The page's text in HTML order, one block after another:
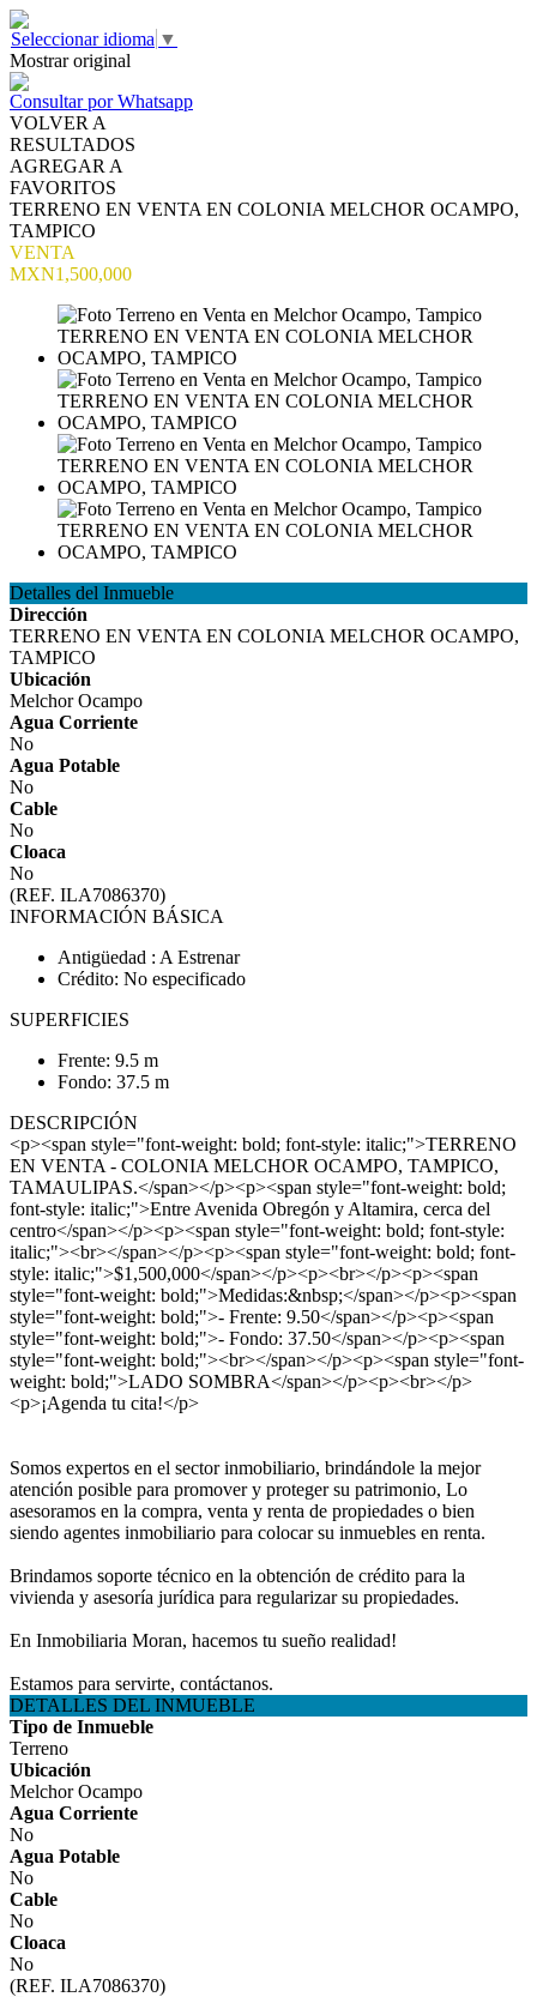
Seleccionar idioma ▼
Mostrar original
Consultar por Whatsapp
VOLVER A
RESULTADOS
AGREGAR A
FAVORITOS
TERRENO EN VENTA EN COLONIA MELCHOR OCAMPO,
TAMPICO
VENTA
MXN1,500,000
Detalles del Inmueble
Dirección
TERRENO EN VENTA EN COLONIA MELCHOR OCAMPO,
TAMPICO
Ubicación
Melchor Ocampo
Agua Corriente
No
Agua Potable
No
Cable
No
Cloaca
No
(REF. ILA7086370)
INFORMACIÓN BÁSICA
Antigüedad : A Estrenar
Crédito: No especificado
SUPERFICIES
Frente: 9.5 m
Fondo: 37.5 m
DESCRIPCIÓN
<p><span style="font-weight: bold; font-style: italic;">TERRENO
EN VENTA - COLONIA MELCHOR OCAMPO, TAMPICO,
TAMAULIPAS.</span></p><p><span style="font-weight: bold;
font-style: italic;">Entre Avenida Obregón y Altamira, cerca del
centro</span></p><p><span style="font-weight: bold; font-style:
italic;"><br></span></p><p><span style="font-weight: bold; font-
style: italic;">$1,500,000</span></p><p><br></p><p><span
style="font-weight: bold;">Medidas:&nbsp;</span></p><p><span
style="font-weight: bold;">- Frente: 9.50</span></p><p><span
style="font-weight: bold;">- Fondo: 37.50</span></p><p><span
style="font-weight: bold;"><br></span></p><p><span style="font-
weight: bold;">LADO SOMBRA</span></p><p><br></p>
<p>¡Agenda tu cita!</p>
Somos expertos en el sector inmobiliario, brindándole la mejor
atención posible para promover y proteger su patrimonio, Lo
asesoramos en la compra, venta y renta de propiedades o bien
siendo agentes inmobiliario para colocar su inmuebles en renta.
Brindamos soporte técnico en la obtención de crédito para la
vivienda y asesoría jurídica para regularizar su propiedades.
En Inmobiliaria Moran, hacemos tu sueño realidad!
Estamos para servirte, contáctanos.
DETALLES DEL INMUEBLE
Tipo de Inmueble
Terreno
Ubicación
Melchor Ocampo
Agua Corriente
No
Agua Potable
No
Cable
No
Cloaca
No
(REF. ILA7086370)